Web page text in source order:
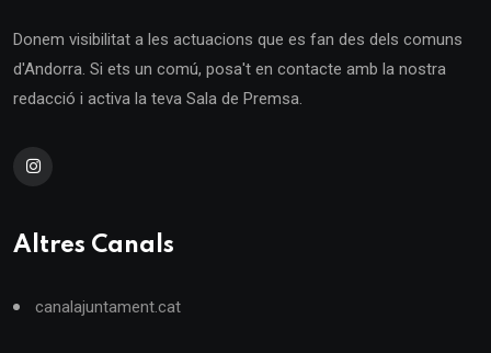
Donem visibilitat a les actuacions que es fan des dels comuns
d'Andorra. Si ets un comú, posa't en contacte amb la nostra
redacció i activa la teva Sala de Premsa.
Altres Canals
canalajuntament.cat